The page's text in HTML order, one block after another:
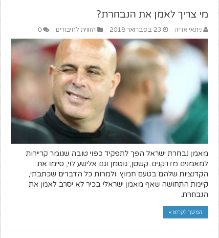
מי צריך לאמן את הנבחרת?
ניתאי אריה 23 בפברואר 2018 הזווית לחיבורים 0
מאמן נבחרת ישראל הפך לתפקיד כפוי טובה שגומר קריירות
למאמנים מזדקנים. קשטן, גוטמן וגם אלישע לוי, סיימו את
הקדנציות שלהם בטעם חמוץ. ולמרות כל הדברים שכתבתי,
קיימת התחושה שאף מאמן ישראלי בכיר לא יסרב לאמן את
הנבחרת.
המשך לקרוא »